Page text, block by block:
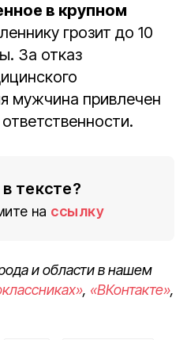
в крупном
грозит до 10
За отказ
мужчина привлечен
тексте?
на ссылку
и области в нашем
, «ВКонтакте»,